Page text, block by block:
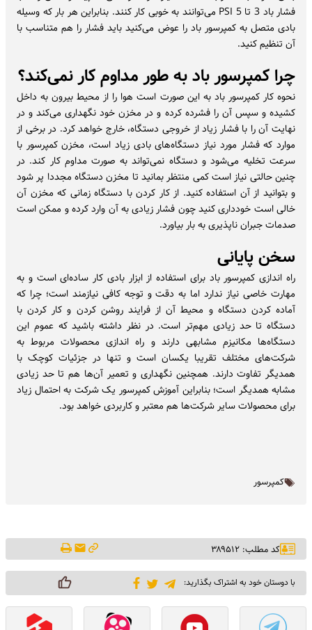
فشار باد 3 تا 5 PSI می‌توانند به خوبی کار کنند. بنابراین هر بار که وسیله
بادی متصل به کمپرسور باد را عوض می‌کنید باید فشار را هم متناسب با
آن تنظیم کنید.
چرا کمپرسور باد به طور مداوم کار نمی‌کند؟
نحوه کار کمپرسور باد به این صورت است هوا را از محیط بیرون به داخل
کشیده و سپس آن را فشرده کرده و در مخزن خود نگهداری می‌کند و در
نهایت آن را با فشار زیاد از خروجی دستگاه، خارج خواهد کرد. در برخی از
موارد که فشار مورد نیاز دستگاه‌های بادی زیاد است، مخزن کمپرسور با
سرعت تخلیه می‌شود و دستگاه نمی‌تواند به صورت مداوم کار کند. در
چنین حالتی نیاز است کمی منتظر بمانید تا مخزن دستگاه مجددا پر شود
و بتوانید از آن استفاده کنید. از کار کردن با دستگاه زمانی که مخزن آن
خالی است خودداری کنید چون فشار زیادی به آن وارد کرده و ممکن است
صدمات جبران ناپذیری به بار بیاورد.
سخن پایانی
راه اندازی کمپرسور باد برای استفاده از ابزار بادی کار ساده‌ای است و به
مهارت خاصی نیاز ندارد اما به دقت و توجه کافی نیازمند است؛ چرا که
آماده کردن دستگاه و محیط آن از فرایند روشن کردن و کار کردن با
دستگاه تا حد زیادی مهم‌تر است. در نظر داشته باشید که عموم این
دستگاه‌ها مکانیزم مشابهی دارند و راه اندازی محصولات مربوط به
شرکت‌های مختلف تقریبا یکسان است و تنها در جزئیات کوچک با
همدیگر تفاوت دارند. همچنین نگهداری و تعمیر آن‌ها هم تا حد زیادی
مشابه همدیگر است؛ بنابراین آموزش کمپرسور یک شرکت به احتمال زیاد
برای محصولات سایر شرکت‌ها هم معتبر و کاربردی خواهد بود.
کمپرسور
کد مطلب: ۳۸۹۵۱۲
با دوستان خود به اشتراک بگذارید: